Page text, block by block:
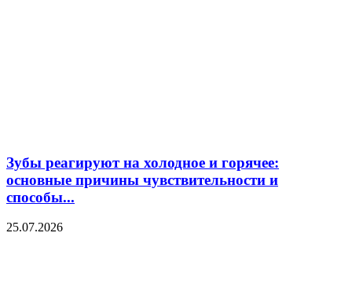
Зубы реагируют на холодное и горячее:
основные причины чувствительности и
способы...
25.07.2026